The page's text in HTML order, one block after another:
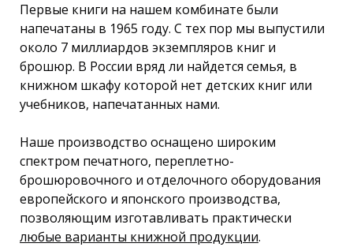
Первые книги на нашем комбинате были
напечатаны в 1965 году. C тех пор мы выпустили
около 7 миллиардов экземпляров книг и
брошюр. В России вряд ли найдется семья, в
книжном шкафу которой нет детских книг или
учебников, напечатанных нами.
Наше производство оснащено широким
спектром печатного, переплетно-
брошюровочного и отделочного оборудования
европейского и японского производства,
позволяющим изготавливать практически
любые варианты книжной продукции.